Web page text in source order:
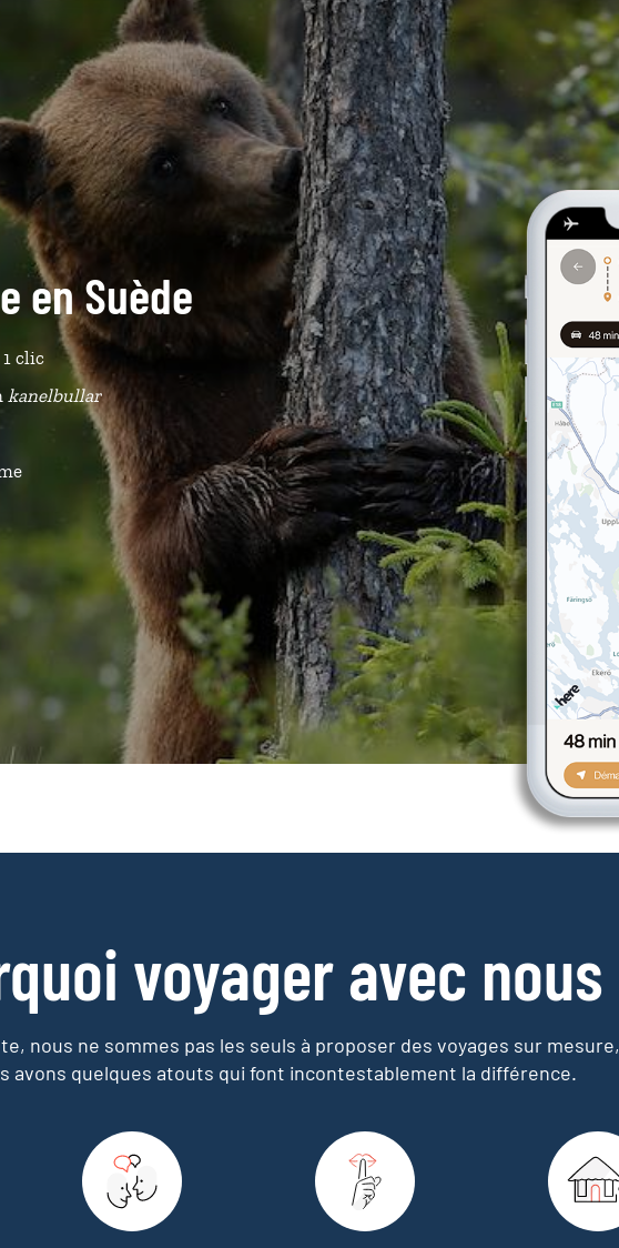
en Suède
clic
kanelbullar
voyager avec nous
nous ne sommes pas les seuls à proposer des voyages sur mesure,
avons quelques atouts qui font incontestablement la différence.